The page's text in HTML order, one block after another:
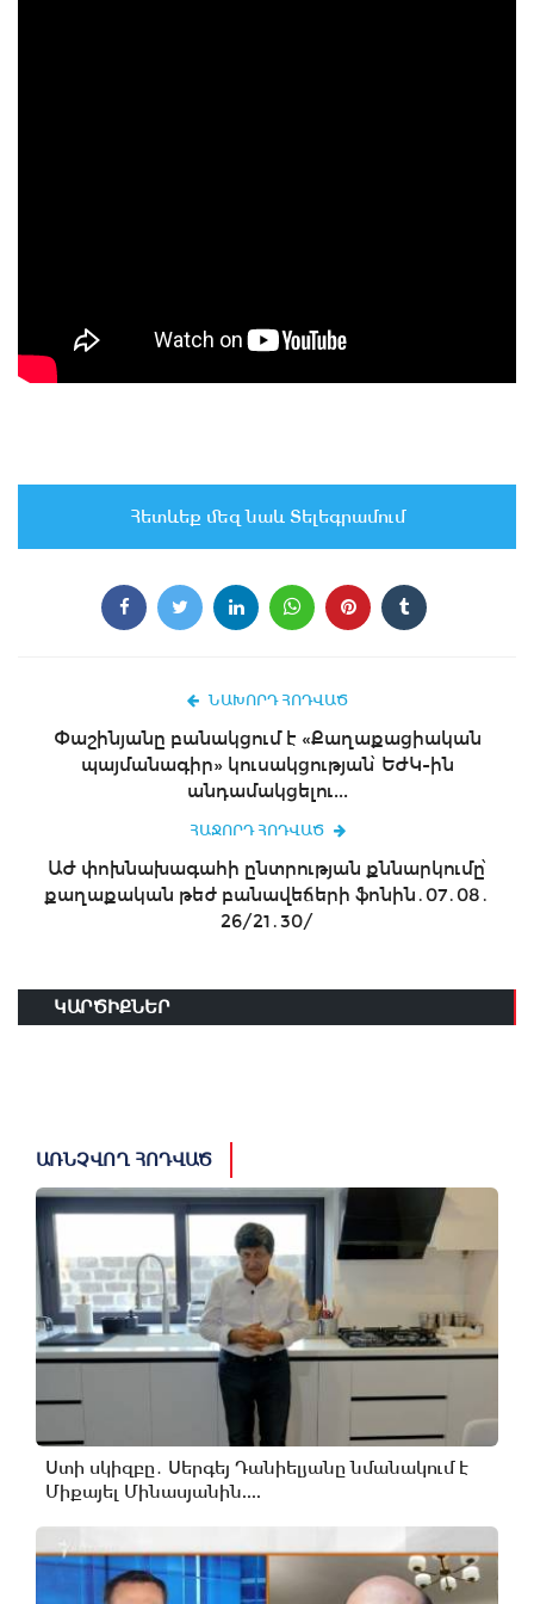
Հետևեք մեզ նաև Տելեգրամում
ՆԱԽՈՐԴ ՀՈԴՎԱԾ
Փաշինյանը բանակցում է «Քաղաքացիական
պայմանագիր» կուսակցության՝ ԵԺԿ-ին
անդամակցելու...
ՀԱՋՈՐԴ ՀՈԴՎԱԾ
ԱԺ փոխնախագահի ընտրության քննարկումը՝
քաղաքական թեժ բանավեճերի ֆոնին․07․08․
26/21․30/
ԿԱՐԾԻՔՆԵՐ
ԱՌՆՉՎՈՂ ՀՈԴՎԱԾ
Ստի սկիզբը․ Սերգեյ Դանիելյանը նմանակում է
Միքայել Մինասյանին....